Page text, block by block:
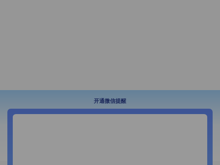
开通微信提醒